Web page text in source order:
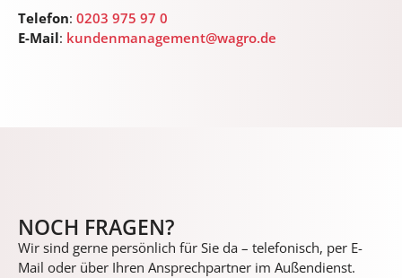
Telefon: 0203 975 97 0
E-Mail: kundenmanagement@wagro.de
NOCH FRAGEN?
Wir sind gerne persönlich für Sie da – telefonisch, per E-
Mail oder über Ihren Ansprechpartner im Außendienst.